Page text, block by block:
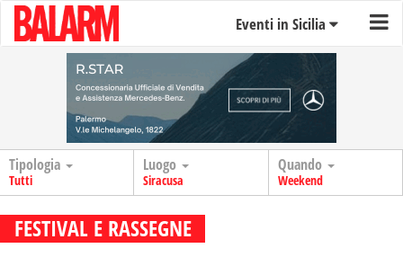
Eventi in Sicilia
Tipologia
Tutti
Luogo
Siracusa
Quando
Weekend
FESTIVAL E RASSEGNE